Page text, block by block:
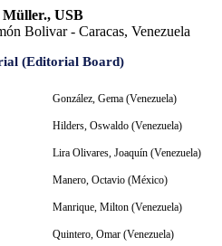
USB
Bolivar - Caracas, Venezuela
(Editorial Board)
González, Gema (Venezuela)
Hilders, Oswaldo (Venezuela)
Lira Olivares, Joaquín (Venezuela)
Manero, Octavio (México)
Manrique, Milton (Venezuela)
Quintero, Omar (Venezuela)